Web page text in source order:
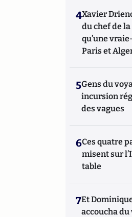
4Xavier
du chef de
qu’une
Paris et
5Gens du
incursion
des vagues
6Ces quatre
misent sur
table
7Et
accoucha